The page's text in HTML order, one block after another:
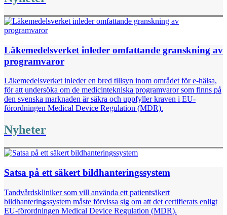
Läkemedelsverket inleder omfattande granskning av
programvaror
Läkemedelsverket inleder en bred tillsyn inom området för e-hälsa,
för att undersöka om de medicintekniska programvaror som finns på
den svenska marknaden är säkra och uppfyller kraven i EU-
förordningen Medical Device Regulation (MDR).
Nyheter
Satsa på ett säkert bildhanteringssystem
Tandvårdskliniker som vill använda ett patientsäkert
bildhanteringssystem måste förvissa sig om att det certifierats enligt
EU-förordningen Medical Device Regulation (MDR).